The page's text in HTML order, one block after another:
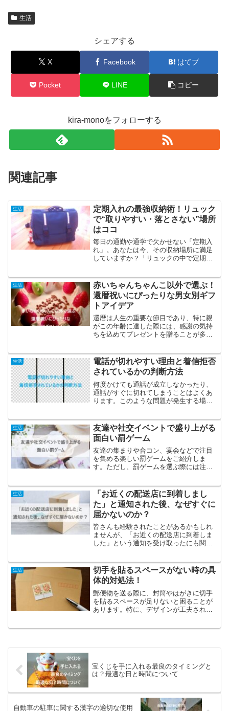
生活
シェアする
X Facebook はてブ
Pocket LINE コピー
kira-monoをフォローする
関連記事
生活
定期入れの最強収納術！リュック
で“取りやすい・落とさない”場所
はココ
毎日の通勤や通学で欠かせない「定期入
れ」。あなたは今、その収納場所に満足
していますか？「リュックの中で定期入
……そんな悩みを抱えている方は少なく
ありません。特に女性の場...
生活
赤いちゃんちゃんこ以外で選ぶ！
還暦祝いにぴったりな男女別ギフ
トアイデア
還暦は人生の重要な節目であり、特に親
がこの年齢に達した際には、感謝の気持
ちを込めてプレゼントを贈ることが多い
が低下しています。代わりに、写真映え
もする赤いポロシャツやジ...
生活
電話が切れやすい理由と着信拒否
されているかの判断方法
何度かけても通話が成立しなかったり、
通話がすぐに切れてしまうことはよくあ
ります。このような問題が発生する場
る・コール音が一度も鳴らずに通話が切
れる・いつも通話中と表示されて繋...
生活
友達や社交イベントで盛り上がる
面白い罰ゲーム
友達の集まりや合コン、宴会などで注目
を集める楽しい罰ゲームをご紹介しま
す。ただし、罰ゲームを選ぶ際には注意
めです。今回は、様々な場面で活用でき
る、盛り上がる罰ゲームを紹...
生活
「お近くの配送店に到着しまし
た」と通知された後、なぜすぐに
届かないのか？
皆さんも経験されたことがあるかもしれ
ませんが、「お近くの配送店に到着しま
した」という通知を受け取ったにも関わ
由があり、配送店からお手元に届くまで
に通常1〜2日かかること...
生活
切手を貼るスペースがない時の具
体的対処法！
郵便物を送る際に、封筒やはがきに切手
を貼るスペースが足りないと困ることが
あります。特に、デザインが工夫された
宝くじを手に入れる最良のタイミングと
は？最適な日と時間について
自動車の駐車に関する漢字の適切な使用